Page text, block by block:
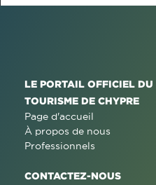
LE PORTAIL OFFICIEL DU
TOURISME DE CHYPRE
Page d'accueil
À propos de nous
Professionnels
CONTACTEZ-NOUS